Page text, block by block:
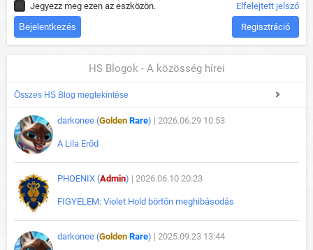
Jegyezz meg ezen az eszközön. Elfelejtett jelszó
Regisztráció
HS Blogok - A közösség hírei
Összes HS Blog megtekintése
darkonee (Golden Rare) | 2026.06.29 10:53
A Lila Erőd
PHOENIX (Admin) | 2026.06.10 20:23
FIGYELEM: Violet Hold börtön meghibásodás
darkonee (Golden Rare) | 2025.09.23 13:44